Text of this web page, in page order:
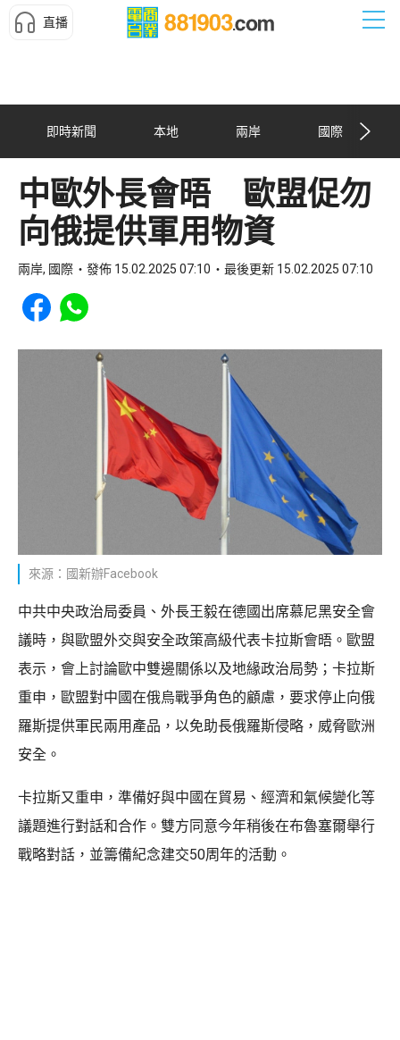
直播
即時新聞 本地 兩岸 國際
中歐外長會晤 歐盟促勿
向俄提供軍用物資
兩岸, 國際 發佈 15.02.2025 07:10 最後更新 15.02.2025 07:10
Share to Facebook
Share to WhatsApp
來源：國新辦Facebook
中共中央政治局委員、外長王毅在德國出席慕尼黑安全會
議時，與歐盟外交與安全政策高級代表卡拉斯會晤。歐盟
表示，會上討論歐中雙邊關係以及地緣政治局勢；卡拉斯
重申，歐盟對中國在俄烏戰爭角色的顧慮，要求停止向俄
羅斯提供軍民兩用產品，以免助長俄羅斯侵略，威脅歐洲
安全。
卡拉斯又重申，準備好與中國在貿易、經濟和氣候變化等
議題進行對話和合作。雙方同意今年稍後在布魯塞爾舉行
戰略對話，並籌備紀念建交50周年的活動。